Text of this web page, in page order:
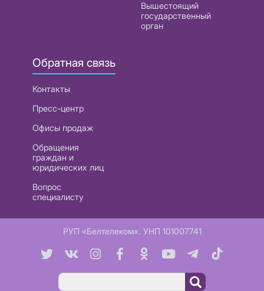
Вышестоящий
государственный
орган
Обратная связь
Контакты
Пресс-центр
Офисы продаж
Обращения
граждан и
юридических лиц
Вопрос
специалисту
РУП «Белтелеком». УНП 101007741
Поиск